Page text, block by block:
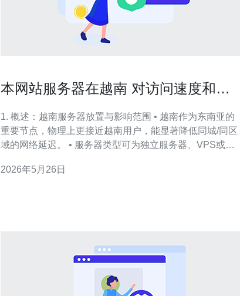
本网站服务器在越南 对访问速度和
1. 概述：越南服务器放置与影响范围 • 越南作为东南亚的
重要节点，物理上更接近越南用户，能显著降低同城/同区
域的网络延迟。 • 服务器类型可为独立服务器、VPS或云
南语用户为主的网站，本地托管通常能提升访问速度与本
2026年5月26日